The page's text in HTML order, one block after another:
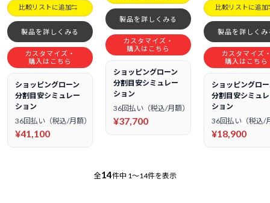
比較リストに追加
製品を詳しくみる
カスタマイズ・
購入はこちら
ショッピングローン
分割目安シミュレー
ション
36回払い（税込/月額）
¥41,100
製品を詳しくみる
カスタマイズ・
購入はこちら
ショッピングローン
分割目安シミュレー
ション
36回払い（税込/月額）
¥37,700
比較リストに追加
製品を詳しくみ
カスタマイズ
購入はこちら
ショッピングロ
分割目安シミュ
ション
36回払い（税込/
¥18,900
全14件中 1～14件を表示